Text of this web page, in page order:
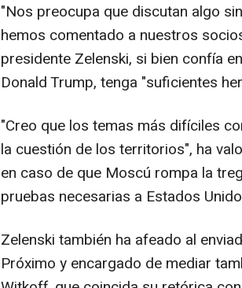
"Nos preocupa que discutan algo
hemos comentado a nuestros
presidente Zelenski, si bien confía
Donald Trump, tenga "suficientes
"Creo que los temas más difíciles
la cuestión de los territorios", ha
en caso de que Moscú rompa la
pruebas necesarias a Estados
Zelenski también ha afeado al
Próximo y encargado de mediar